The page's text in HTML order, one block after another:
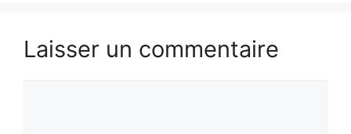
Laisser un commentaire